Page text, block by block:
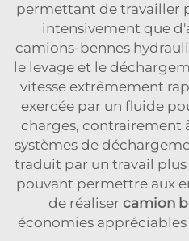
permettant de travailler
intensivement que
camions-bennes
le levage et le
vitesse extrêmement
exercée par un fluide
charges, contrairement
systèmes de
traduit par un travail
pouvant permettre aux
de réaliser camion
économies